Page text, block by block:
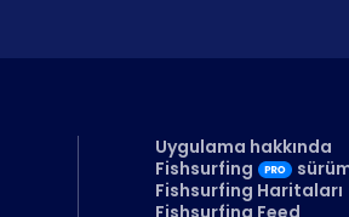
Uygulama hakkında
Fishsurfing
Fishsurfing Haritaları
Fishsurfing Feed